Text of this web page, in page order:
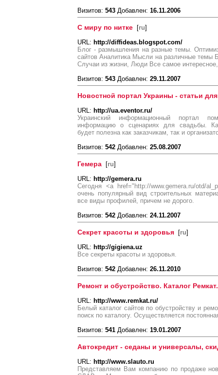
Визитов: 543 Добавлен: 16.11.2006
С миру по нитке [ru]
URL: http://diffideas.blogspot.com/
Блог - размышления на разные темы.
сайтов Аналитика Мысли на различные темы
Случаи из жизни, Люди Все самое
Визитов: 543 Добавлен: 29.11.2007
Новостной портал Украины - статьи
URL: http://ua.eventor.ru/
Украинский информационный портал
информацию о сценариях для свадьбы.
будет полезна как заказчикам, так и
Визитов: 542 Добавлен: 25.08.2007
Гемера [ru]
URL: http://gemera.ru
Сегодня <a href="http://www.gemera.ru/otd/
очень популярный вид строительных
все виды профилей, причем не дорого.
Визитов: 542 Добавлен: 24.11.2007
Секрет красоты и здоровья [ru]
URL: http://gigiena.uz
Все секреты красоты и здоровья.
Визитов: 542 Добавлен: 26.11.2010
Ремонт и обустройство. Каталог Ремкат.
URL: http://www.remkat.ru/
Белый каталог сайтов по обустройству и
поиск по каталогу. Осуществляется
Визитов: 541 Добавлен: 19.01.2007
Автокредит - седаны и универсалы,
URL: http://www.slauto.ru
Представляем Вам компанию по продаже